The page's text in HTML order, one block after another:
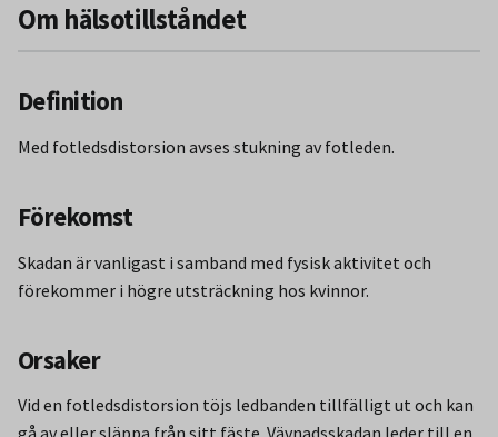
Om hälsotillståndet
Definition
Med fotledsdistorsion avses stukning av fotleden.
Förekomst
Skadan är vanligast i samband med fysisk aktivitet och
förekommer i högre utsträckning hos kvinnor.
Orsaker
Vid en fotledsdistorsion töjs ledbanden tillfälligt ut och kan